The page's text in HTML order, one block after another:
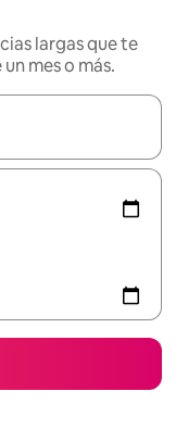
largas que te
mes o más.
podrás navegar